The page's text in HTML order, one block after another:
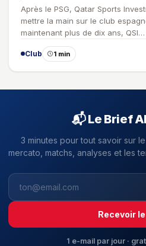
Après le PSG, Qatar Sports
mettre la main sur le club
maintenant plus de dix ans, QSI…
Club 1 min
📬 Le Brief
3 minutes pour tout savoir sur
mercato, matchs, analyses et les
Recevoir
1 e-mail par jour ·